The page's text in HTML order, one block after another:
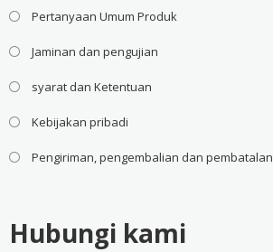
Pertanyaan Umum Produk
Jaminan dan pengujian
syarat dan Ketentuan
Kebijakan pribadi
Pengiriman, pengembalian dan pembatalan
Hubungi kami